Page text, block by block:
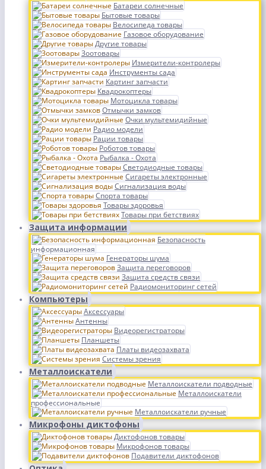
Батареи солнечные
Бытовые товары
Велосипеда товары
Газовое оборудование
Другие товары
Зоотовары
Измерители-контролеры
Инструменты сада
Картинг запчасти
Квадрокоптеры
Мотоцикла товары
Отмычки замков
Очки мультемидийные
Радио модели
Рации товары
Роботов товары
Рыбалка - Охота
Светодиодные товары
Сигареты электронные
Сигнализация воды
Спорта товары
Товары здоровья
Товары при бетствиях
Защита информации
Безопасность
информационная
Генераторы шума
Защита переговоров
Защита средств связи
Радиомониторинг сетей
Компьютеры
Аксессуары
Антенны
Видеорегистраторы
Планшеты
Платы видеозахвата
Системы зрения
Металлоискатели
Металлоискатели подводные
Металлоискатели
профессиональные
Металлоискатели ручные
Микрофоны диктофоны
Диктофонов товары
Микрофонов товары
Подавители диктофонов